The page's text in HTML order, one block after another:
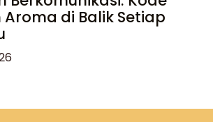
di Balik Setiap